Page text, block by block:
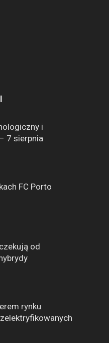
i
7 sierpnia
FC Porto
od
rynku